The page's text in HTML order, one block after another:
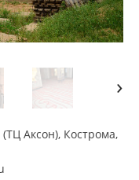
›
Аксон), Кострома,